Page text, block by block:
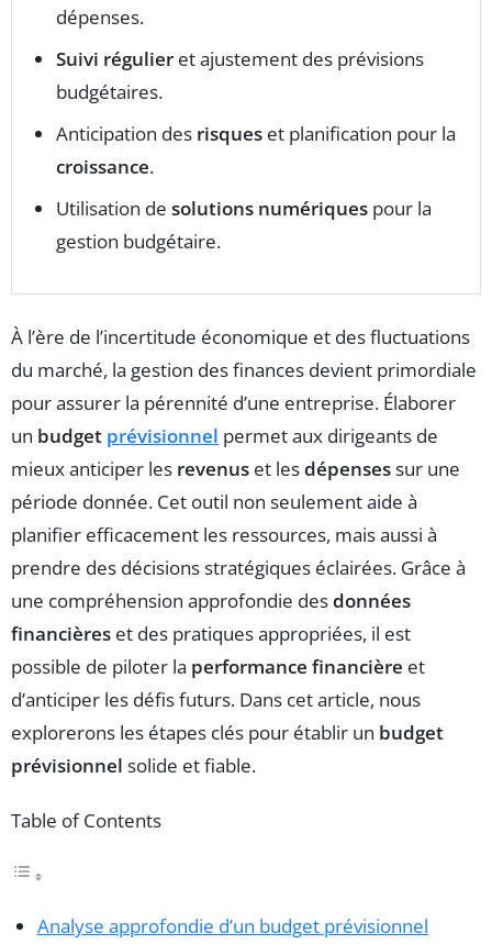
dépenses.
Suivi régulier et ajustement des prévisions
budgétaires.
Anticipation des risques et planification pour la
croissance.
Utilisation de solutions numériques pour la
gestion budgétaire.
À l’ère de l’incertitude économique et des fluctuations
du marché, la gestion des finances devient primordiale
pour assurer la pérennité d’une entreprise. Élaborer
un budget prévisionnel permet aux dirigeants de
mieux anticiper les revenus et lesdépensessur une
période donnée. Cet outil non seulement aide à
planifier efficacement les ressources, mais aussi à
prendre des décisions stratégiques éclairées. Grâce à
une compréhension approfondie desdonnées
financières et des pratiques appropriées, il est
possible de piloter la performance financière et
d’anticiper les défis futurs. Dans cet article, nous
explorerons les étapes clés pour établir un budget
prévisionnel solide et fiable.
Table of Contents
Analyse approfondie d’un budget prévisionnel